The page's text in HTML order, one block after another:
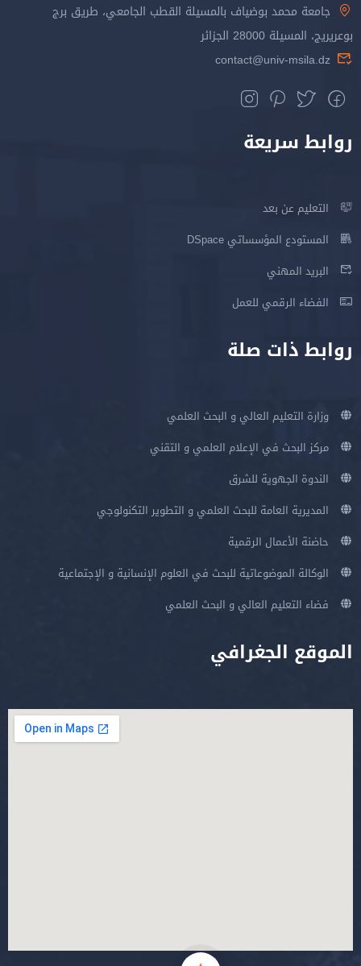
جامعة محمد بوضياف بالمسيلة القطب الجامعي، طريق برج
بوعريريج، المسيلة 28000 الجزائر
contact@univ-msila.dz
روابط سريعة
التعليم عن بعد
المستودع المؤسساتي DSpace
البريد المهني
الفضاء الرقمي للعمل
روابط ذات صلة
وزارة التعليم العالي و البحث العلمي
مركز البحث في الإعلام العلمي و التقني
الندوة الجهوية للشرق
المديرية العامة للبحث العلمي و التطوير التكنولوجي
حاضنة الأعمال الرقمية
الوكالة الموضوعاتية للبحث في العلوم الإنسانية و الإجتماعية
فضاء التعليم العالي و البحث العلمي
الموقع الجغرافي